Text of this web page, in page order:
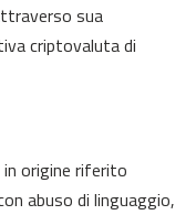
sua
criptovaluta di
origine riferito
abuso di linguaggio,